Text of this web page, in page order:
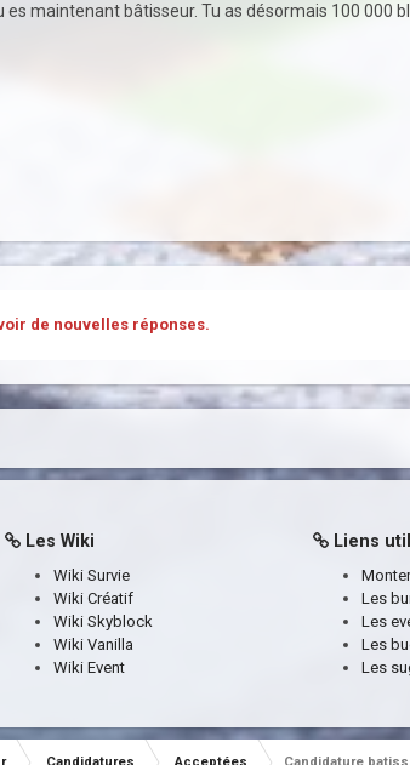
es maintenant bâtisseur. Tu as désormais 100 000
de nouvelles réponses.
Les Wiki
Wiki Survie
Wiki Créatif
Wiki Skyblock
Wiki Vanilla
Wiki Event
Liens
Les
Les
Les
Les